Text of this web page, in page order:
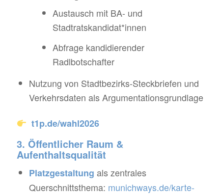
Austausch mit BA- und
Stadtratskandidat*innen
Abfrage kandidierender
Radlbotschafter
Nutzung von Stadtbezirks-Steckbriefen und
Verkehrsdaten als Argumentationsgrundlage
t1p.de/wahl2026
3. Öffentlicher Raum &
Aufenthaltsqualität
Platzgestaltung als zentrales
Querschnittsthema: munichways.de/karte-